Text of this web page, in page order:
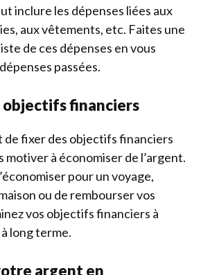
inclure les dépenses liées aux
aux vêtements, etc. Faites une
de ces dépenses en vous
passées.
objectifs financiers
de fixer des objectifs financiers
motiver à économiser de l’argent.
pour un voyage,
ou de rembourser vos
vos objectifs financiers à
long terme.
argent en